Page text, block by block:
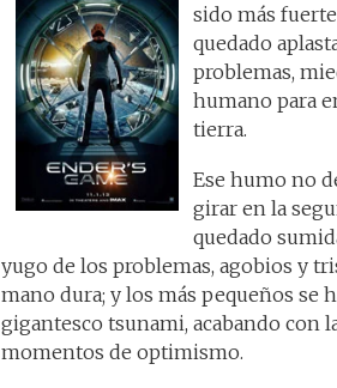
sido más
quedado
problemas,
humano para
tierra.
Ese humo no
girar en la
quedado
yugo de los problemas, agobios y
mano dura; y los más pequeños se
gigantesco tsunami, acabando con
momentos de optimismo.